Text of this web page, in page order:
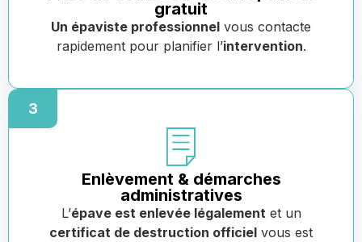
gratuit
Un épaviste professionnel vous contacte
rapidement pour planifier l’intervention.
3
Enlèvement & démarches
administratives
L’épave est enlevée légalement et un
certificat de destruction officiel vous est